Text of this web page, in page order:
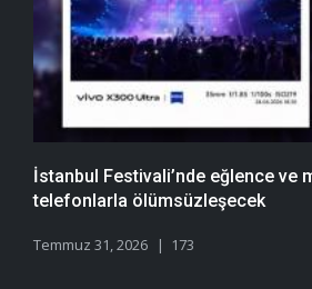
İstanbul Festivali’nde eğlence ve
telefonlarla ölümsüzleşecek
Temmuz 31, 2026 173